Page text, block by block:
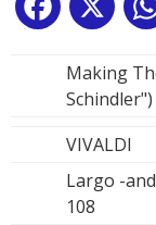
Facebook
X
Making
Schindler")
VIVALDI
Largo -
108